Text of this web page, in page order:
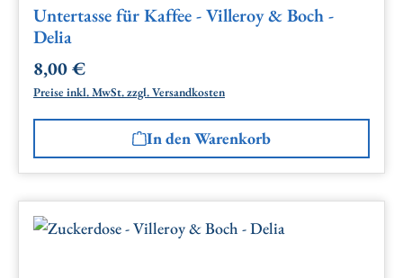
Untertasse für Kaffee - Villeroy & Boch -
Delia
Regulärer Preis:
8,00 €
Preise inkl. MwSt. zzgl. Versandkosten
In den Warenkorb